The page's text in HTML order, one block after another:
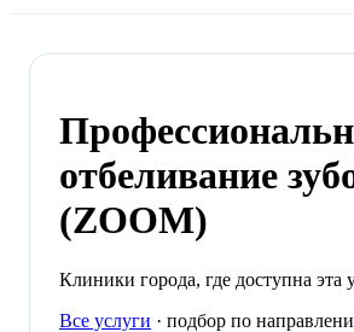
отбеливание
(ZOOM)
Клиники города, где доступна эта
Все услуги · подбор по